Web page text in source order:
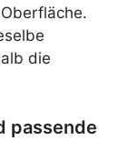
die
passende